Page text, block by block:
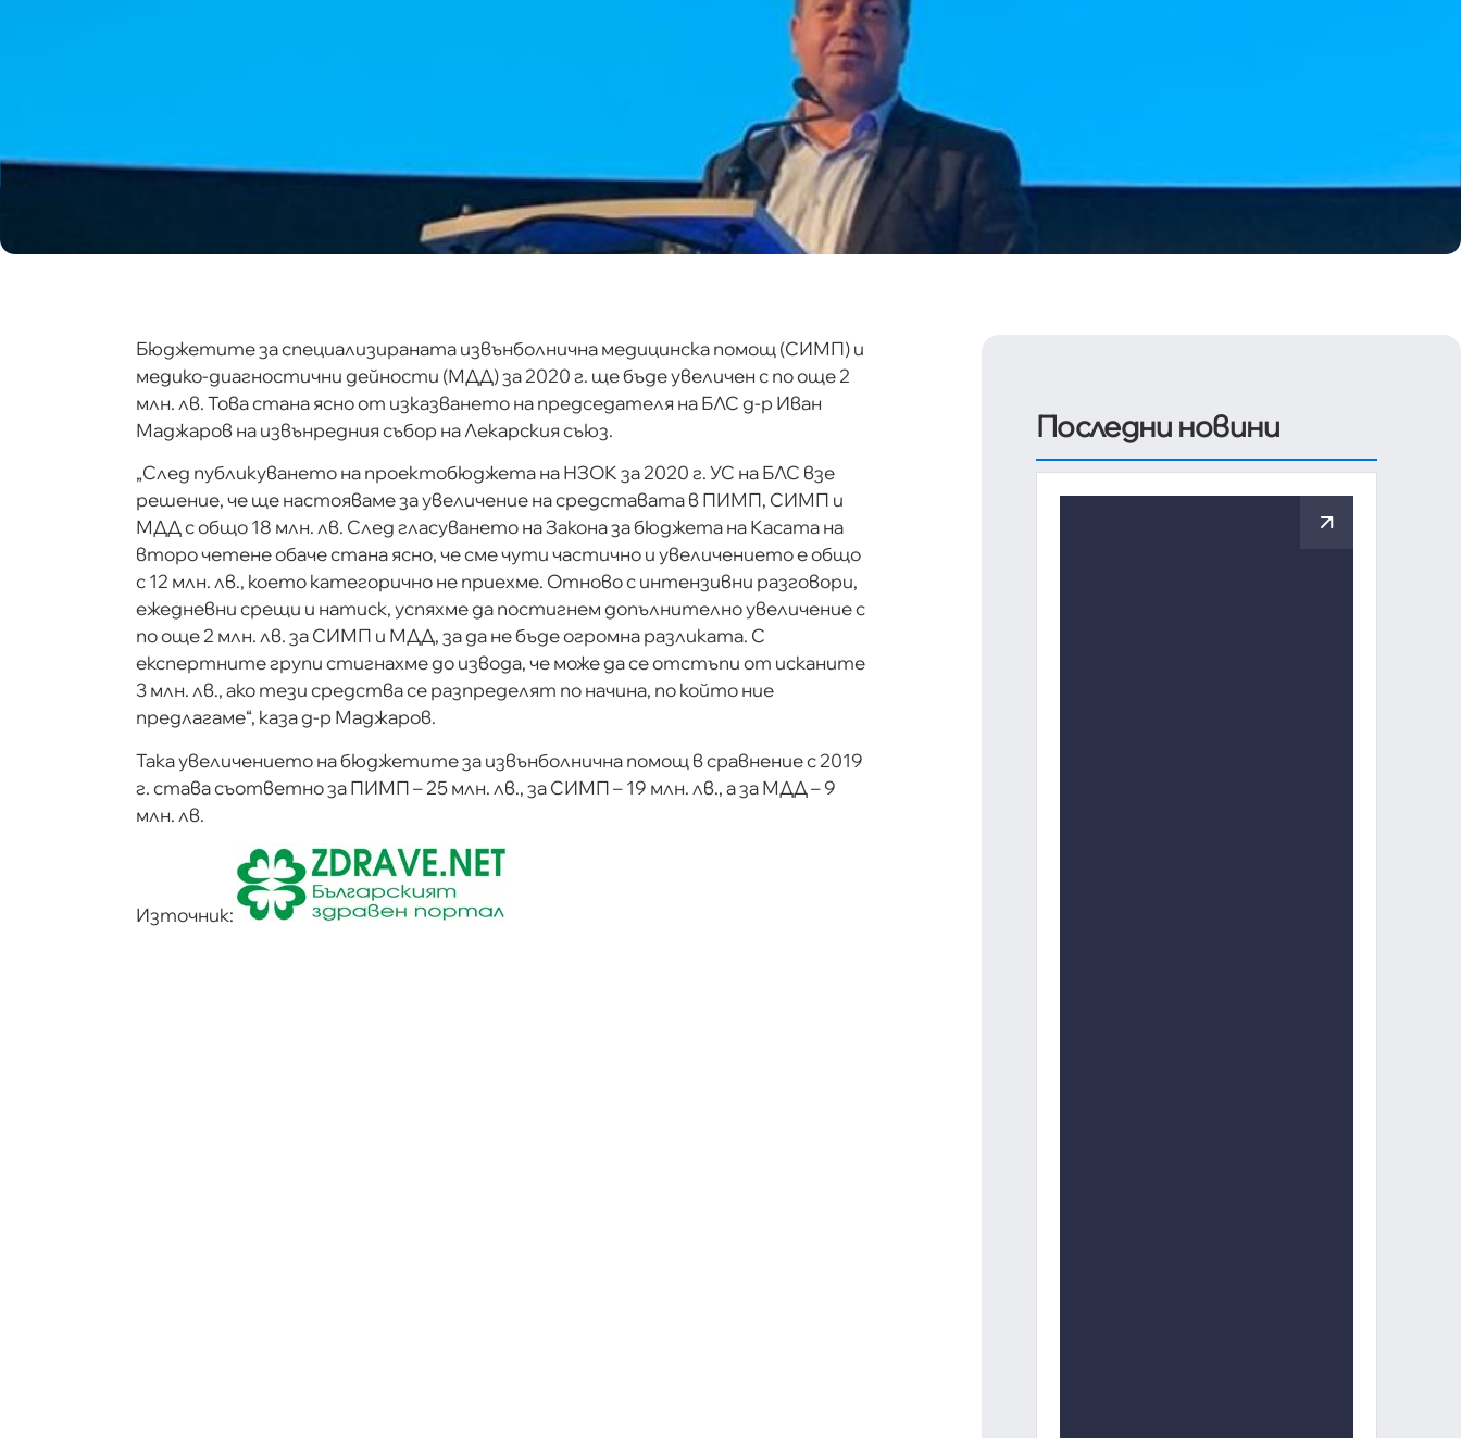
Бюджетите за специализираната извънболнична медицинска помощ (СИМП) и
медико-диагностични дейности (МДД) за 2020 г. ще бъде увеличен с по още 2
млн. лв. Това стана ясно от изказването на председателя на БЛС д-р Иван
Маджаров на извънредния събор на Лекарския съюз.
„След публикуването на проектобюджета на НЗОК за 2020 г. УС на БЛС взе
решение, че ще настояваме за увеличение на средставата в ПИМП, СИМП и
МДД с общо 18 млн. лв. След гласуването на Закона за бюджета на Касата на
второ четене обаче стана ясно, че сме чути частично и увеличението е общо
с 12 млн. лв., което категорично не приехме. Отново с интензивни разговори,
ежедневни срещи и натиск, успяхме да постигнем допълнително увеличение с
по още 2 млн. лв. за СИМП и МДД, за да не бъде огромна разликата. С
експертните групи стигнахме до извода, че може да се отстъпи от исканите
3 млн. лв., ако тези средства се разпределят по начина, по който ние
предлагаме“, каза д-р Маджаров.
Така увеличението на бюджетите за извънболнична помощ в сравнение с 2019
г. става съответно за ПИМП – 25 млн. лв., за СИМП – 19 млн. лв., а за МДД – 9
млн. лв.
Източник:
Последни новини